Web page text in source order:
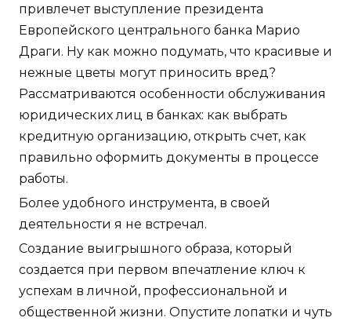
привлечет выступление президента
Европейского центрального банка Марио
Драги. Ну как можно подумать, что красивые и
нежные цветы могут приносить вред?
Рассматриваются особенности обслуживания
юридических лиц в банках: как выбрать
кредитную организацию, открыть счет, как
правильно оформить документы в процессе
работы.
Более удобного инструмента, в своей
деятельности я не встречал.
Создание выигрышного образа, который
создается при первом впечатление ключ к
успехам в личной, профессиональной и
общественной жизни. Опустите лопатки и чуть